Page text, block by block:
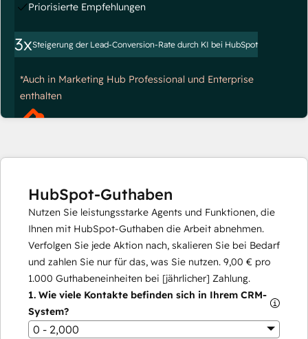
Priorisierte Empfehlungen
3xSteigerung der Lead-Conversion-Rate durch KI bei HubSpot
*Auch in Marketing Hub Professional und Enterprise
enthalten
HubSpot-Guthaben
Nutzen Sie leistungsstarke Agents und Funktionen, die
Ihnen mit HubSpot-Guthaben die Arbeit abnehmen.
Verfolgen Sie jede Aktion nach, skalieren Sie bei Bedarf
und zahlen Sie nur für das, was Sie nutzen. 9,00 € pro
1.000 Guthabeneinheiten bei [jährlicher] Zahlung.
1. Wie viele Kontakte befinden sich in Ihrem CRM-
System?
0 - 2,000